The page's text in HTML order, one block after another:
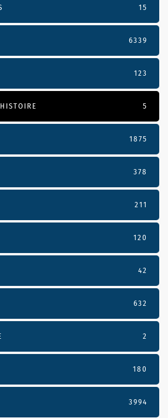
15
6339
123
5
1875
378
211
120
42
632
2
180
3994